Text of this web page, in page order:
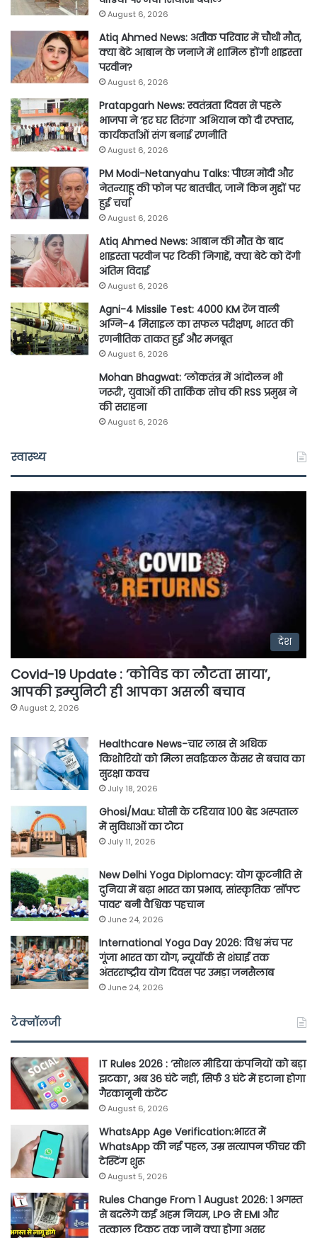
August 6, 2026
Atiq Ahmed News: अतीक परिवार में चौथी मौत,
क्या बेटे आबान के जनाजे में शामिल होंगी शाइस्ता
परवीन?
August 6, 2026
Pratapgarh News: स्वतंत्रता दिवस से पहले
भाजपा ने ‘हर घर तिरंगा’ अभियान को दी रफ्तार,
कार्यकर्ताओं संग बनाई रणनीति
August 6, 2026
PM Modi-Netanyahu Talks: पीएम मोदी और
नेतन्याहू की फोन पर बातचीत, जानें किन मुद्दों पर
हुई चर्चा
August 6, 2026
Atiq Ahmed News: आबान की मौत के बाद
शाइस्ता परवीन पर टिकी निगाहें, क्या बेटे को देंगी
अंतिम विदाई
August 6, 2026
Agni-4 Missile Test: 4000 KM रेंज वाली
अग्नि-4 मिसाइल का सफल परीक्षण, भारत की
रणनीतिक ताकत हुई और मजबूत
August 6, 2026
Mohan Bhagwat: ‘लोकतंत्र में आंदोलन भी
जरूरी’, युवाओं की तार्किक सोच की RSS प्रमुख ने
की सराहना
August 6, 2026
स्वास्थ्य
देश
Covid-19 Update : ‘कोविड का लौटता साया’,
आपकी इम्युनिटी ही आपका असली बचाव
August 2, 2026
Healthcare News-चार लाख से अधिक
किशोरियों को मिला सर्वाइकल कैंसर से बचाव का
सुरक्षा कवच
July 18, 2026
Ghosi/Mau: घोसी के टडियाव 100 बेड अस्पताल
में सुविधाओं का टोटा
July 11, 2026
New Delhi Yoga Diplomacy: योग कूटनीति से
दुनिया में बढ़ा भारत का प्रभाव, सांस्कृतिक ‘सॉफ्ट
पावर’ बनी वैश्विक पहचान
June 24, 2026
International Yoga Day 2026: विश्व मंच पर
गूंजा भारत का योग, न्यूयॉर्क से शंघाई तक
अंतरराष्ट्रीय योग दिवस पर उमड़ा जनसैलाब
June 24, 2026
टेक्नॉलजी
IT Rules 2026 : ‘सोशल मीडिया कंपनियों को बड़ा
झटका’, अब 36 घंटे नहीं, सिर्फ 3 घंटे में हटाना होगा
गैरकानूनी कंटेंट
August 6, 2026
WhatsApp Age Verification:भारत में
WhatsApp की नई पहल, उम्र सत्यापन फीचर की
टेस्टिंग शुरू
August 5, 2026
Rules Change From 1 August 2026: 1 अगस्त
से बदलेंगे कई अहम नियम, LPG से EMI और
तत्काल टिकट तक जानें क्या होगा असर